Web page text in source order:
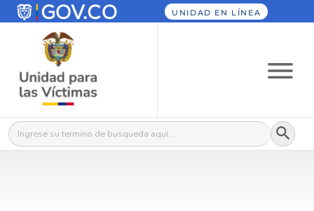
UNIDAD EN LÍNEA
Buscar: Botón